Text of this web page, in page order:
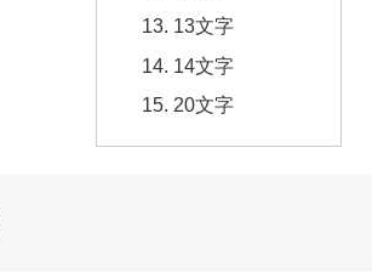
13文字
14文字
20文字